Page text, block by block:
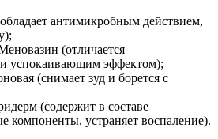
антимикробным действием,
(отличается
успокаивающим эффектом);
(снимает зуд и борется с
(содержит в составе
компоненты, устраняет воспаление).